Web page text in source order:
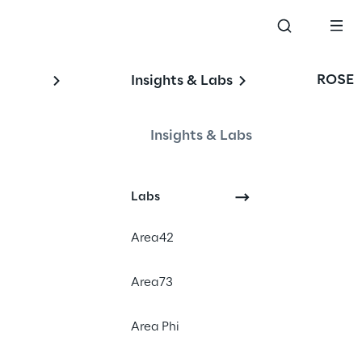
Insights & Labs
Insights & Labs
Labs
Area42
Area73
Area Phi
ROSE
del pubblico,